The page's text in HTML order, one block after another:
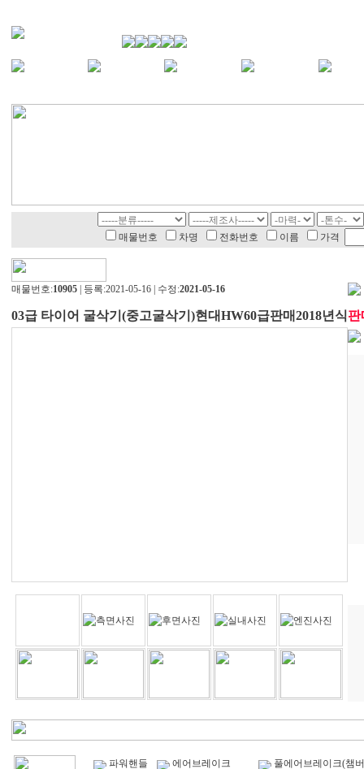
매물번호 차명 전화번호 이름 가격
매물번호:10905| 등록:2021-05-16 | 수정:2021-05-16
03급 타이어 굴삭기(중고굴삭기)현대HW60급판매2018년식판
파워핸들 에어브레이크
풀에어브레이크(챔